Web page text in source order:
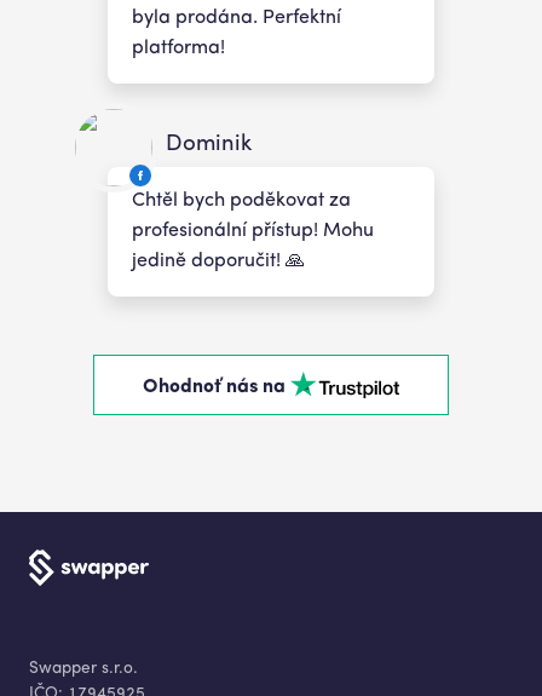
byla prodána. Perfektní
platforma!
Dominik
Chtěl bych poděkovat za
profesionální přístup! Mohu
jedině doporučit! 🙏
Ohodnoť nás na
Swapper s.r.o.